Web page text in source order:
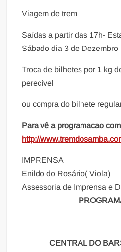
Viagem de trem
Saídas a partir das 17h-
Sábado dia 3 de Dezembro
Troca de bilhetes por 1 kg
perecível
ou compra do bilhete
Para vê a programacao
http://
IMPRENSA
Enildo do Rosário( Viola)
Assessoria de Imprensa e
CENTRAL DO